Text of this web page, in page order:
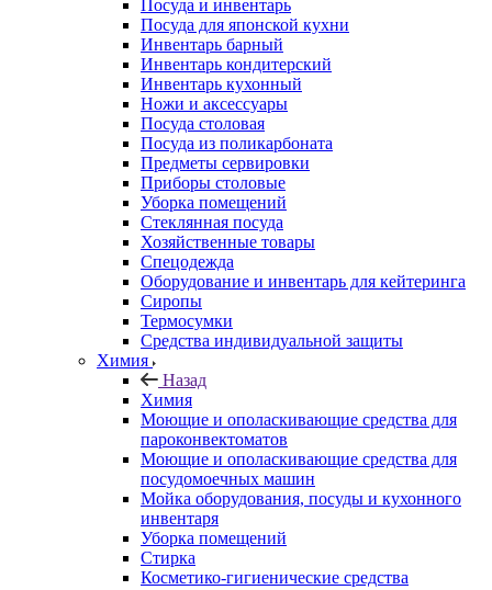
Посуда и инвентарь
Посуда для японской кухни
Инвентарь барный
Инвентарь кондитерский
Инвентарь кухонный
Ножи и аксессуары
Посуда столовая
Посуда из поликарбоната
Предметы сервировки
Приборы столовые
Уборка помещений
Стеклянная посуда
Хозяйственные товары
Спецодежда
Оборудование и инвентарь для кейтеринга
Сиропы
Термосумки
Средства индивидуальной защиты
Химия
Назад
Химия
Моющие и ополаскивающие средства для
пароконвектоматов
Моющие и ополаскивающие средства для
посудомоечных машин
Мойка оборудования, посуды и кухонного
инвентаря
Уборка помещений
Стирка
Косметико-гигиенические средства